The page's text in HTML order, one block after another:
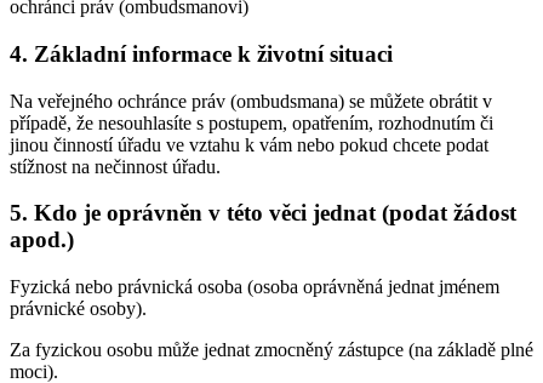
ochránci práv (ombudsmanovi)
4. Základní informace k životní situaci
Na veřejného ochránce práv (ombudsmana) se můžete obrátit v
případě, že nesouhlasíte s postupem, opatřením, rozhodnutím či
jinou činností úřadu ve vztahu k vám nebo pokud chcete podat
stížnost na nečinnost úřadu.
5. Kdo je oprávněn v této věci jednat (podat žádost
apod.)
Fyzická nebo právnická osoba (osoba oprávněná jednat jménem
právnické osoby).
Za fyzickou osobu může jednat zmocněný zástupce (na základě plné
moci).